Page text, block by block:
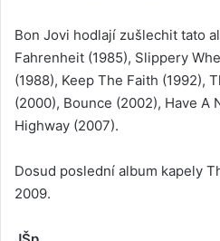
Bon Jovi hodlají zušlechit tato
Fahrenheit (1985), Slippery
(1988), Keep The Faith (1992),
(2000), Bounce (2002), Have A
Highway (2007).
Dosud poslední album kapely
2009.